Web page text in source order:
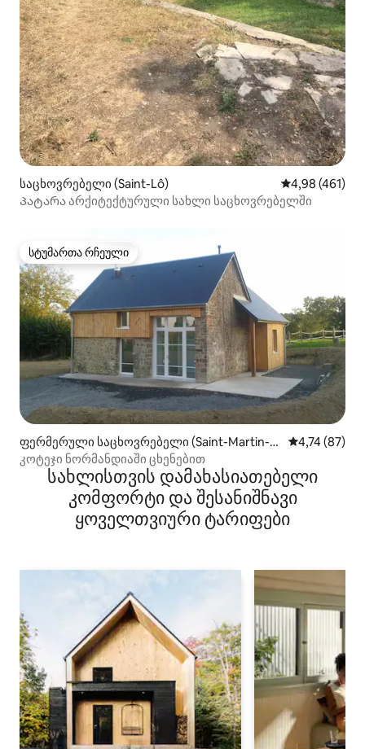
საცხოვრებელი (Saint-Lô) საშუალო
4,98 (461)
Პატარა არქიტექტურული სახლი საცხოვრებელში
სტუმართა რჩეული
სტუმართა რჩეული
ფერმერული საცხოვრებელი (Saint-Martin-d
e-Bonfossé)
საშუალო
4,74 (87)
კოტეჯი ნორმანდიაში ცხენებით
სახლისთვის დამახასიათებელი
კომფორტი და შესანიშნავი
ყოველთვიური ტარიფები